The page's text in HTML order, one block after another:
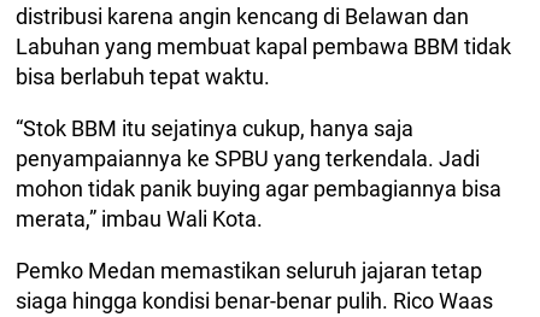
distribusi karena angin kencang di Belawan dan
Labuhan yang membuat kapal pembawa BBM tidak
bisa berlabuh tepat waktu.
“Stok BBM itu sejatinya cukup, hanya saja
penyampaiannya ke SPBU yang terkendala. Jadi
mohon tidak panik buying agar pembagiannya bisa
merata,” imbau Wali Kota.
Pemko Medan memastikan seluruh jajaran tetap
siaga hingga kondisi benar-benar pulih. Rico Waas